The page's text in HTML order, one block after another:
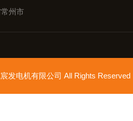
州市
发电机有限公司 All Rights